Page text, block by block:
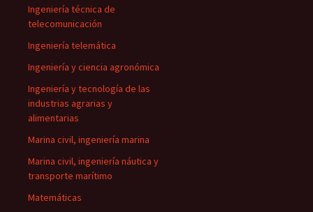
Ingeniería técnica de
telecomunicación
Ingeniería telemática
Ingeniería y ciencia agronómica
Ingeniería y tecnología de las
industrias agrarias y
alimentarias
Marina civil, ingeniería marina
Marina civil, ingeniería náutica y
transporte marítimo
Matemáticas